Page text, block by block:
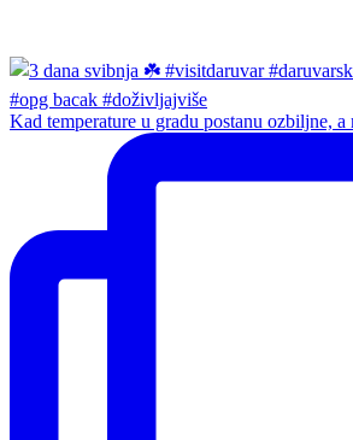
Kad temperature u gradu postanu ozbiljne, a